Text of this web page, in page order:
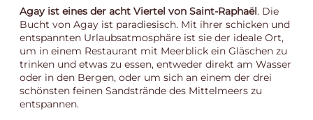
Agay ist eines der acht Viertel von Saint-Raphaël. Die
Bucht von Agay ist paradiesisch. Mit ihrer schicken und
entspannten Urlaubsatmosphäre ist sie der ideale Ort,
um in einem Restaurant mit Meerblick ein Gläschen zu
trinken und etwas zu essen, entweder direkt am Wasser
oder in den Bergen, oder um sich an einem der drei
schönsten feinen Sandstrände des Mittelmeers zu
entspannen.